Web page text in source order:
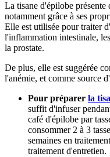
La tisane d'épilobe présente
notamment grâce à ses
Elle est utilisée pour traiter
l'inflammation intestinale,
la prostate.
De plus, elle est suggérée
l'anémie, et comme source
Pour préparer la
suffit d'infuser
café d'épilobe par
consommer 2 à 3
semaines en
traitement d'entretien.